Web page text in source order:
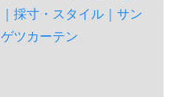
｜採寸・スタイル｜サン
ゲツカーテン